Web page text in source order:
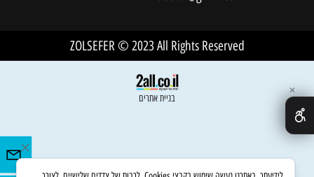
ZOLSEFER © 2023 All Rights Reserved
בניית אתרים
✕